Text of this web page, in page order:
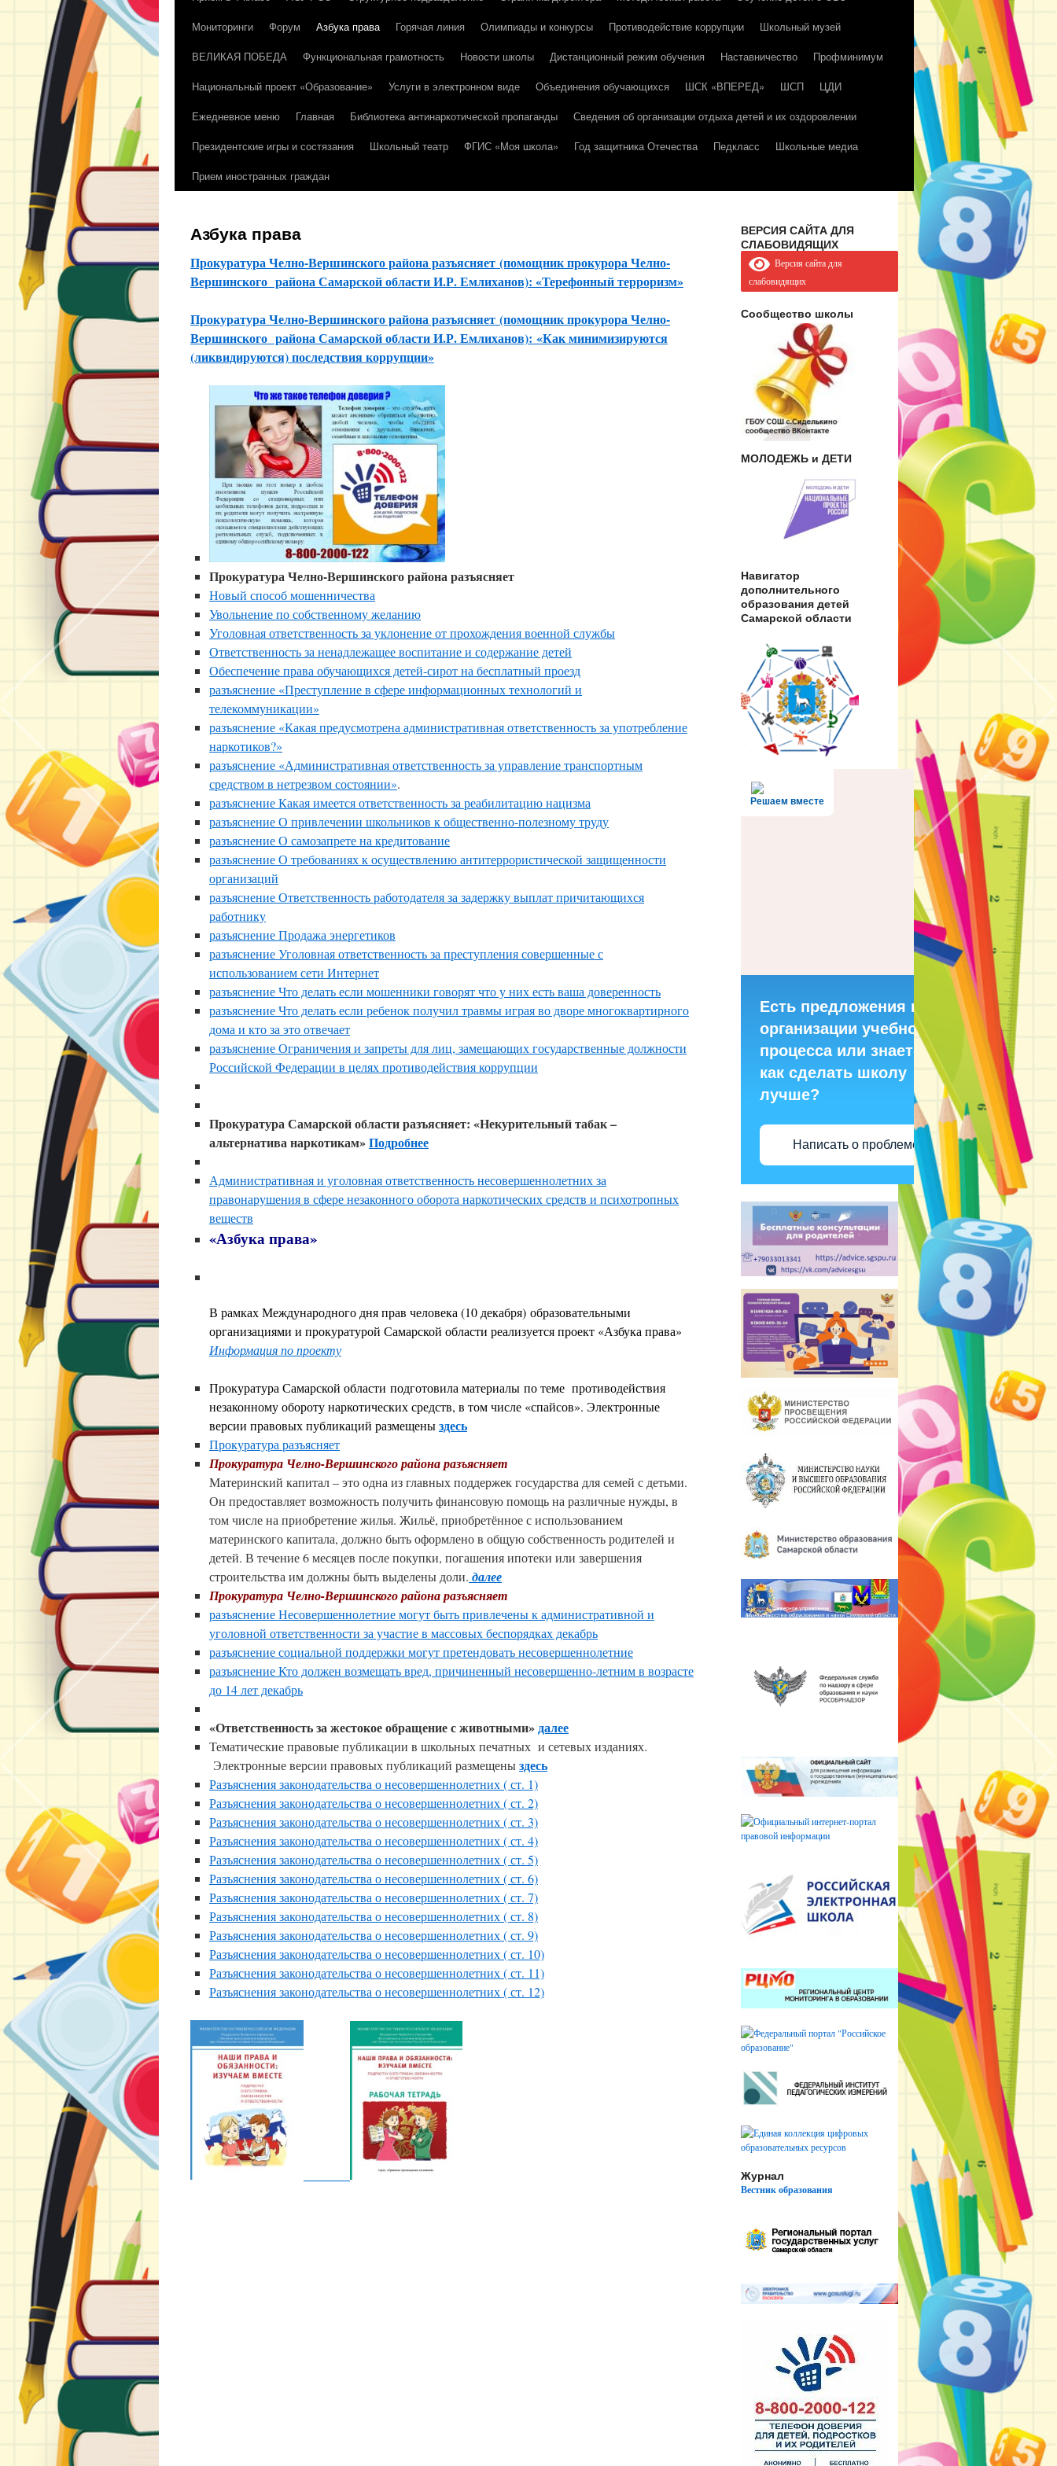
содержимому
Мониторинги
Форум Азбука права Горячая линия Олимпиады и конкурсы Противодействие коррупции
Школьный музей
ВЕЛИКАЯ ПОБЕДА
Функциональная грамотность Новости школы Дистанционный режим обучения Наставничество
Профминимум
Национальный проект «Образование»
Услуги в электронном виде Объединения обучающихся ШСК «ВПЕРЕД» ШСП
ЦДИ
Ежедневное меню
Главная Библиотека антинаркотической пропаганды
Сведения об организации отдыха детей и их оздоровлении
Президентские игры и состязания
Школьный театр ФГИС «Моя школа» Год защитника Отечества Педкласс
Школьные медиа
Прием иностранных граждан
Азбука права
Прокуратура Челно-Вершинского района разъясняет (помощник прокурора Челно-
Вершинского района Самарской области И.Р. Емлиханов): «Терефонный терроризм»
Прокуратура Челно-Вершинского района разъясняет (помощник прокурора Челно-
Вершинского района Самарской области И.Р. Емлиханов): «Как минимизируются
(ликвидируются) последствия коррупции»
Прокуратура Челно-Вершинского района разъясняет
Новый способ мошенничества
Увольнение по собственному желанию
Уголовная ответственность за уклонение от прохождения военной службы
Ответственность за ненадлежащее воспитание и содержание детей
Обеспечение права обучающихся детей-сирот на бесплатный проезд
разъяснение «Преступление в сфере информационных технологий и
телекоммуникации»
разъяснение «Какая предусмотрена административная ответственность за употребление
наркотиков?»
разъяснение «Административная ответственность за управление транспортным
средством в нетрезвом состоянии».
разъяснение Какая имеется ответственность за реабилитацию нацизма
разъяснение О привлечении школьников к общественно-полезному труду
разъяснение О самозапрете на кредитование
разъяснение О требованиях к осуществлению антитеррористической защищенности
организаций
разъяснение Ответственность работодателя за задержку выплат причитающихся
работнику
разъяснение Продажа энергетиков
разъяснение Уголовная ответственность за преступления совершенные с
использованием сети Интернет
разъяснение Что делать если мошенники говорят что у них есть ваша доверенность
разъяснение Что делать если ребенок получил травмы играя во дворе многоквартирного
дома и кто за это отвечает
разъяснение Ограничения и запреты для лиц, замещающих государственные должности
Российской Федерации в целях противодействия коррупции
Прокуратура Самарской области разъясняет: «Некурительный табак –
альтернатива наркотикам»Подробнее
Административная и уголовная ответственность несовершеннолетних за
правонарушения в сфере незаконного оборота наркотических средств и психотропных
веществ
«Азбука права»
В рамках Международного дня прав человека (10 декабря) образовательными
организациями и прокуратурой Самарской области реализуется проект «Азбука права»
Информация по проекту
Прокуратура Самарской области подготовила материалы по теме противодействия
незаконному обороту наркотических средств, в том числе «спайсов». Электронные
версии правовых публикаций размещеныздесь
Прокуратура разъясняет
Прокуратура Челно-Вершинского района разъясняет
Материнский капитал – это одна из главных поддержек государства для семей с детьми.
Он предоставляет возможность получить финансовую помощь на различные нужды, в
том числе на приобретение жилья. Жильё, приобретённое с использованием
материнского капитала, должно быть оформлено в общую собственность родителей и
детей. В течение 6 месяцев после покупки, погашения ипотеки или завершения
строительства им должны быть выделены доли. далее
Прокуратура Челно-Вершинского района разъясняет
разъяснение Несовершеннолетние могут быть привлечены к административной и
уголовной ответственности за участие в массовых беспорядках декабрь
разъяснение социальной поддержки могут претендовать несовершеннолетние
разъяснение Кто должен возмещать вред, причиненный несовершенно-летним в возрасте
до 14 лет декабрь
«Ответственность за жестокое обращение с животными»далее
Тематические правовые публикации в школьных печатных и сетевых изданиях.
Электронные версии правовых публикаций размещеныздесь
Разъяснения законодательства о несовершеннолетних ( ст. 1)
Разъяснения законодательства о несовершеннолетних ( ст. 2)
Разъяснения законодательства о несовершеннолетних ( ст. 3)
Разъяснения законодательства о несовершеннолетних ( ст. 4)
Разъяснения законодательства о несовершеннолетних ( ст. 5)
Разъяснения законодательства о несовершеннолетних ( ст. 6)
Разъяснения законодательства о несовершеннолетних ( ст. 7)
Разъяснения законодательства о несовершеннолетних ( ст. 8)
Разъяснения законодательства о несовершеннолетних ( ст. 9)
Разъяснения законодательства о несовершеннолетних ( ст. 10)
Разъяснения законодательства о несовершеннолетних ( ст. 11)
Разъяснения законодательства о несовершеннолетних ( ст. 12)
ВЕРСИЯ САЙТА ДЛЯ
СЛАБОВИДЯЩИХ
Версия сайта для
слабовидящих
Сообщество школы
МОЛОДЕЖЬ и ДЕТИ
Навигатор
дополнительного
образования детей
Самарской области
Решаем вместе
Есть предложения по
организации учебного
процесса или знаете,
как сделать школу
лучше?
Написать о проблеме
Журнал
Вестник образования